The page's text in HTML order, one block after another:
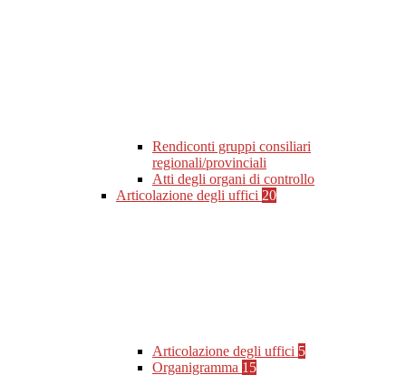
Rendiconti gruppi consiliari
regionali/provinciali
Atti degli organi di controllo
Articolazione degli uffici 20
Articolazione degli uffici 5
Organigramma 15